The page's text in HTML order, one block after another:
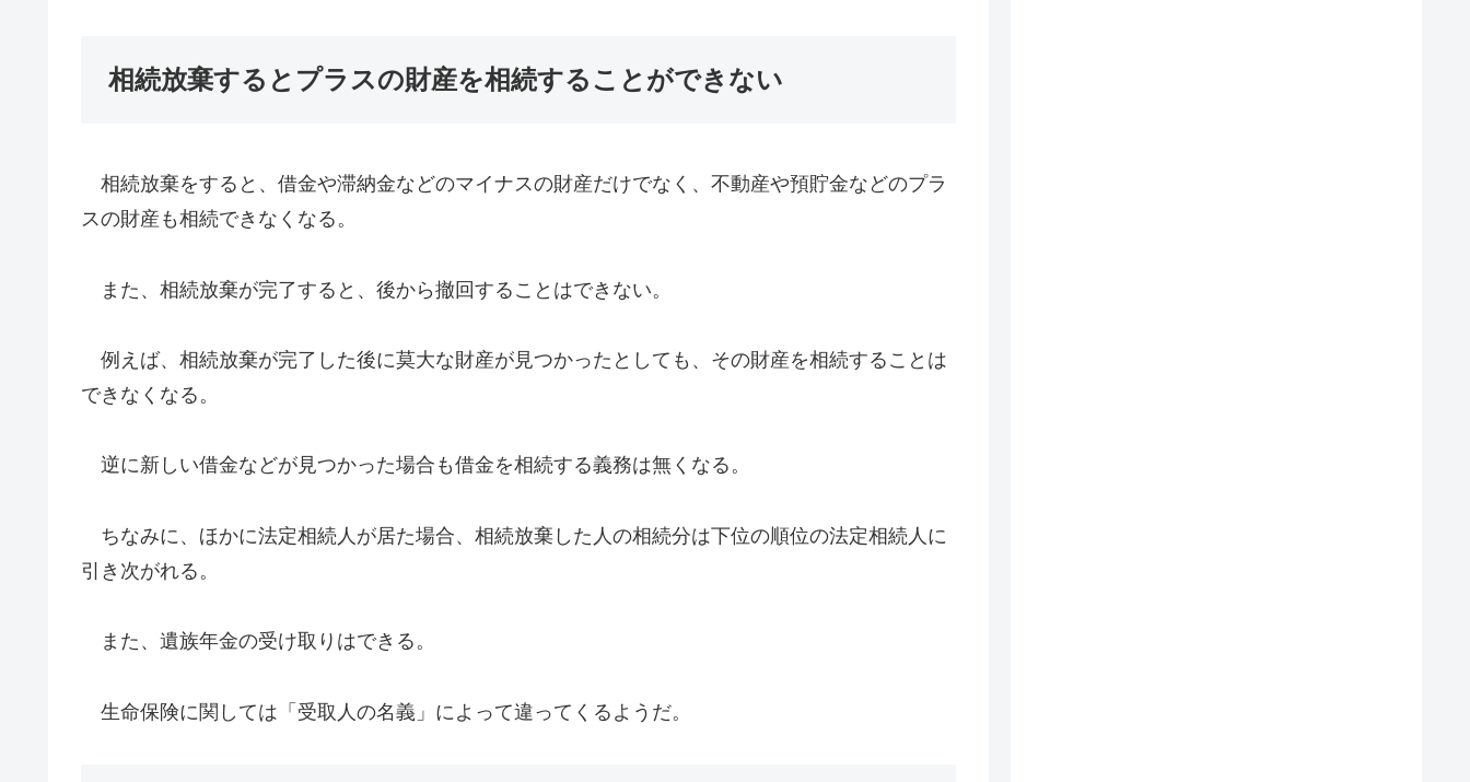
相続放棄するとプラスの財産を相続することができない
相続放棄をすると、借金や滞納金などのマイナスの財産だけでなく、不動産や預貯金などのプラ
スの財産も相続できなくなる。
また、相続放棄が完了すると、後から撤回することはできない。
例えば、相続放棄が完了した後に莫大な財産が見つかったとしても、その財産を相続することは
できなくなる。
逆に新しい借金などが見つかった場合も借金を相続する義務は無くなる。
ちなみに、ほかに法定相続人が居た場合、相続放棄した人の相続分は下位の順位の法定相続人に
引き次がれる。
また、遺族年金の受け取りはできる。
生命保険に関しては「受取人の名義」によって違ってくるようだ。